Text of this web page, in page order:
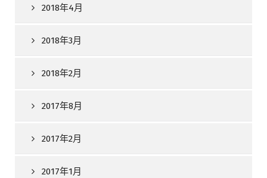
2018年4月
2018年3月
2018年2月
2017年8月
2017年2月
2017年1月